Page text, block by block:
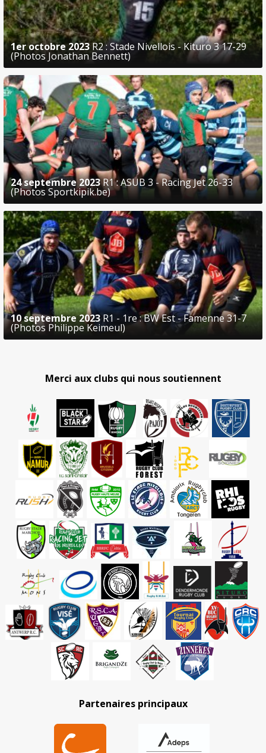
1er octobre 2023R2 : Stade Nivellois - Kituro 3 17-29
(Photos Jonathan Bennett)
24 septembre 2023R1 : ASUB 3 - Racing Jet 26-33
(Photos Sportkipik.be)
10 septembre 2023R1 - 1re : BW Est - Famenne 31-7
(Photos Philippe Keimeul)
Merci aux clubs qui nous soutiennent
Partenaires principaux